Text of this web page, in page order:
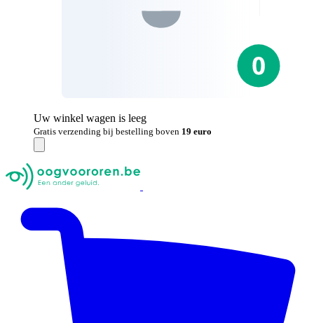
Uw winkel wagen is leeg
Gratis verzending bij bestelling boven 19 euro